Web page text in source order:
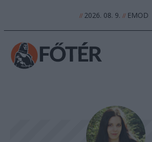
//2026. 08. 9. //EMOD